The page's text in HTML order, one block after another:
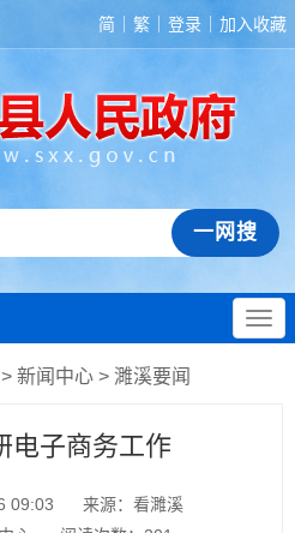
简 繁 登录 加入收藏
> 新闻中心 > 濉溪要闻
电子商务工作
09:03
来源：看濉溪